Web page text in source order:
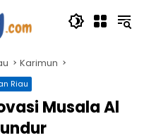
Karimun
Riau
Musala Al